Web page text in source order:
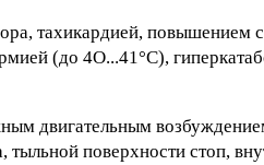
тахикардией, повышением
(до 4О...41°С),
двигательным
поверхности стоп,